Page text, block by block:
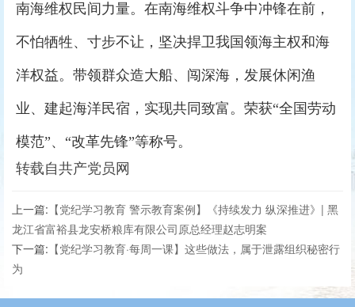
南海维权民间力量。在南海维权斗争中冲锋在前，
不怕牺牲、寸步不让，坚决捍卫我国领海主权和海
洋权益。带领群众造大船、闯深海，发展休闲渔
业、建起海洋民宿，实现共同致富。荣获“全国劳动
模范”、“改革先锋”等称号。
转载自共产党员网
上一篇: 【党纪学习教育 警示教育案例】《持续发力 纵深推进》| 黑
龙江省富裕县龙安桥粮库有限公司原总经理赵志明案
下一篇: 【党纪学习教育·每周一课】这些做法，属于泄露组织秘密行
为